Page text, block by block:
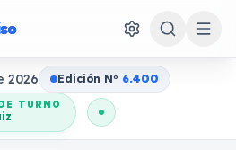
2026 Edición No 6.400
TURNO